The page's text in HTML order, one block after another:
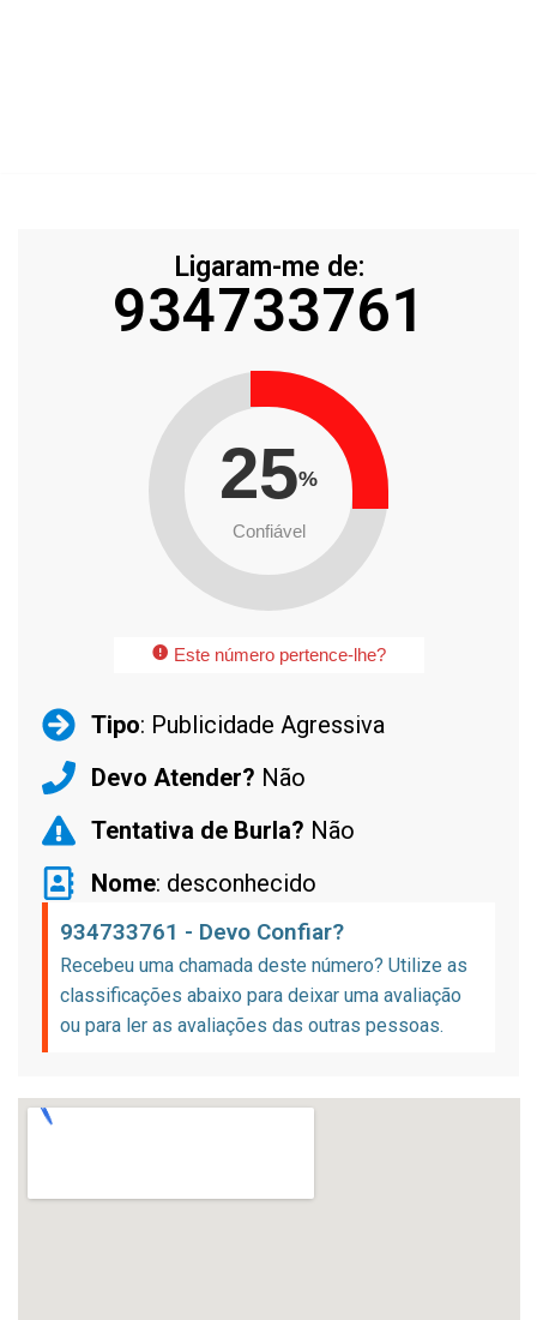
Ligaram-me de:
934733761
25%
Confiável
Este número pertence-lhe?
Tipo: Publicidade Agressiva
Devo Atender? Não
Tentativa de Burla? Não
Nome: desconhecido
934733761 - Devo Confiar?
Recebeu uma chamada deste número? Utilize as
classificações abaixo para deixar uma avaliação
ou para ler as avaliações das outras pessoas.